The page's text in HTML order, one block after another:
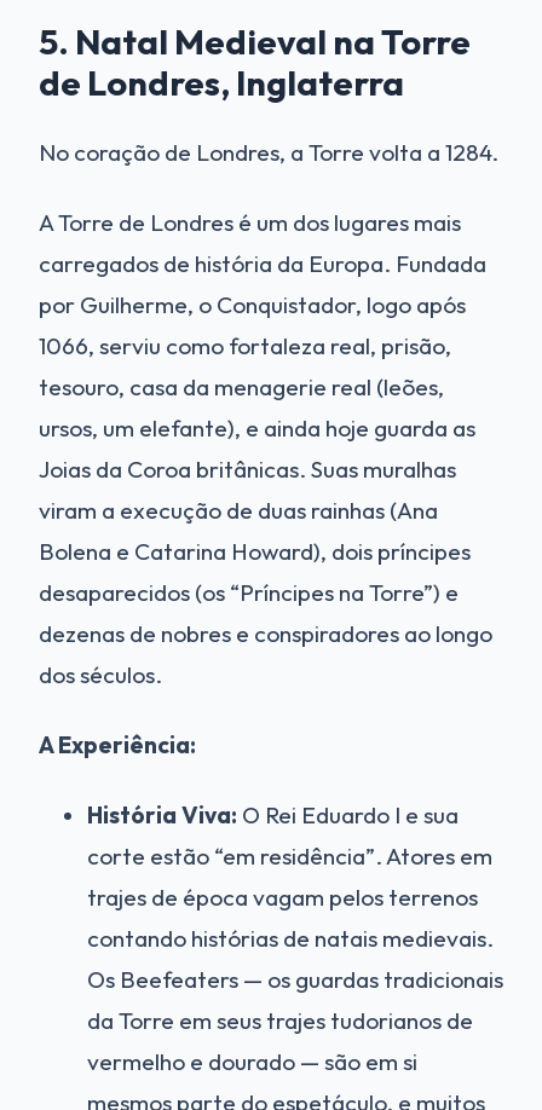
5. Natal Medieval na Torre
de Londres, Inglaterra
No coração de Londres, a Torre volta a 1284.
A Torre de Londres é um dos lugares mais
carregados de história da Europa. Fundada
por Guilherme, o Conquistador, logo após
1066, serviu como fortaleza real, prisão,
tesouro, casa da menagerie real (leões,
ursos, um elefante), e ainda hoje guarda as
Joias da Coroa britânicas. Suas muralhas
viram a execução de duas rainhas (Ana
Bolena e Catarina Howard), dois príncipes
desaparecidos (os “Príncipes na Torre”) e
dezenas de nobres e conspiradores ao longo
dos séculos.
A Experiência:
História Viva: O Rei Eduardo I e sua
corte estão “em residência”. Atores em
trajes de época vagam pelos terrenos
contando histórias de natais medievais.
Os Beefeaters — os guardas tradicionais
da Torre em seus trajes tudorianos de
vermelho e dourado — são em si
mesmos parte do espetáculo, e muitos